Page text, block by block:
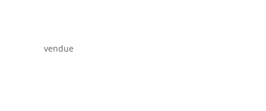
vendue